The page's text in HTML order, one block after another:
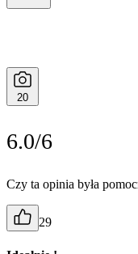
20
6.0/6
Czy ta opinia była
29